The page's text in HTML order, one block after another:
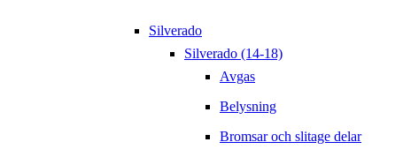
Silverado
Silverado (14-18)
Avgas
Belysning
Bromsar och slitage delar